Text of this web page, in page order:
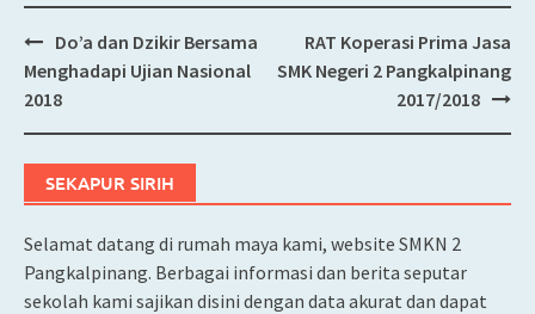
Post
navigation
Do’a dan Dzikir Bersama
Menghadapi Ujian Nasional
2018
RAT Koperasi Prima Jasa
SMK Negeri 2 Pangkalpinang
2017/2018
SEKAPUR SIRIH
Selamat datang di rumah maya kami, website SMKN 2
Pangkalpinang. Berbagai informasi dan berita seputar
sekolah kami sajikan disini dengan data akurat dan dapat